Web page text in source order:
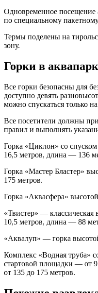
Одновременное посещение
по специальному
Термы поделены на
зону.
Горки в
Все горки безопасны для
доступно девять
можно спускаться только
Все посетители должны
правил и выполнять
Горка «Циклон» со
16,5 метров, длина — 136
Горка «Мастер Бластер»
175 метров.
Горка «Аквасфера»
«Твистер» —
10,5 метров, длина — 88
«Аквалуп» — горка
Комплекс «Водная труба»
стартовой площадки — от
от 135 до 175 метров.